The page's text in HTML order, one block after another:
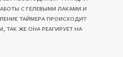
с гелевыми лаками и
таймера происходит
так же она реагирует на